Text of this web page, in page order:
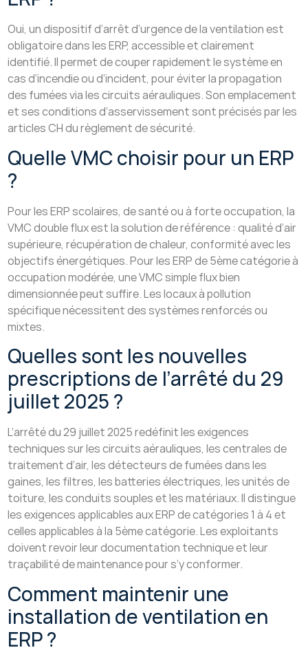
Oui, un dispositif d’arrêt d’urgence de la ventilation est
obligatoire dans les ERP, accessible et clairement
identifié. Il permet de couper rapidement le système en
cas d’incendie ou d’incident, pour éviter la propagation
des fumées via les circuits aérauliques. Son emplacement
et ses conditions d’asservissement sont précisés par les
articles CH du règlement de sécurité.
Quelle VMC choisir pour un ERP
?
Pour les ERP scolaires, de santé ou à forte occupation, la
VMC double flux est la solution de référence : qualité d’air
supérieure, récupération de chaleur, conformité avec les
objectifs énergétiques. Pour les ERP de 5ème catégorie à
occupation modérée, une VMC simple flux bien
dimensionnée peut suffire. Les locaux à pollution
spécifique nécessitent des systèmes renforcés ou
mixtes.
Quelles sont les nouvelles
prescriptions de l’arrêté du 29
juillet 2025 ?
L’arrêté du 29 juillet 2025 redéfinit les exigences
techniques sur les circuits aérauliques, les centrales de
traitement d’air, les détecteurs de fumées dans les
gaines, les filtres, les batteries électriques, les unités de
toiture, les conduits souples et les matériaux. Il distingue
les exigences applicables aux ERP de catégories 1 à 4 et
celles applicables à la 5ème catégorie. Les exploitants
doivent revoir leur documentation technique et leur
traçabilité de maintenance pour s’y conformer.
Comment maintenir une
installation de ventilation en
ERP ?